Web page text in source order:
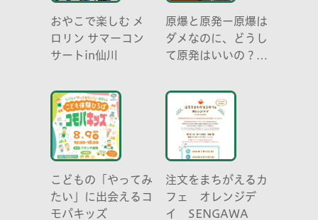
おやこで楽しむ メ
ロリン サマーコン
サートin仙川
原爆と原発ー原爆は
ダメなのに、どうし
て原発はいいの？
験所・小出裕章氏講
演会
こどもの「やってみ
たい」に出会えるコ
モパキッズ
注文をまちがえるカ
フェ オレンジデ
イ SENGAWA